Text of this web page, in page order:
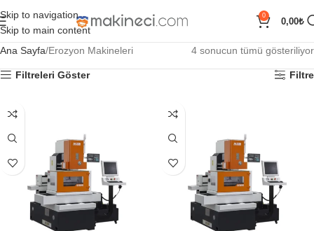
Skip to navigation
Skip to main content
0
0,00₺
Ana Sayfa Erozyon Makineleri 4 sonucun tümü gösteriliyor
Filtreleri Göster Filtre